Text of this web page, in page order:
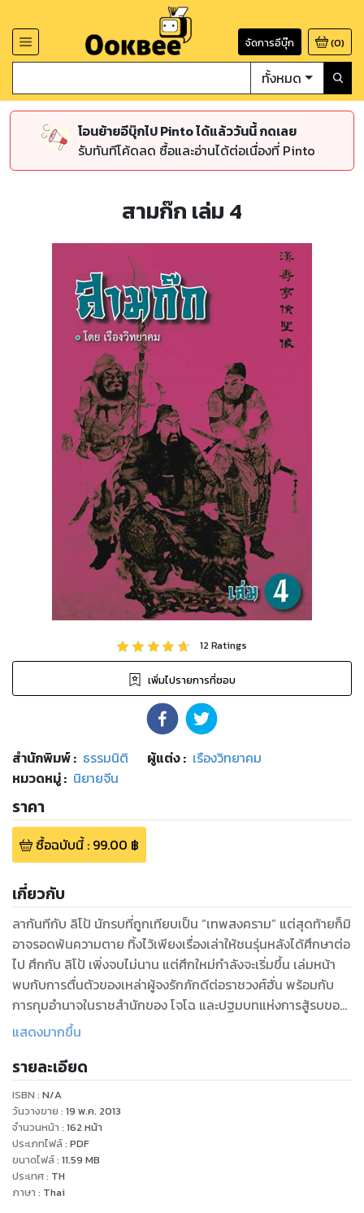
จัดการอีบุ๊ก (0)
ทั้งหมด
โอนย้ายอีบุ๊กไป Pinto ได้แล้ววันนี้ กดเลย
รับทันทีโค้ดลด ซื้อและอ่านได้ต่อเนื่องที่ Pinto
สามก๊ก เล่ม 4
12Ratings
เพิ่มไปรายการที่ชอบ
สำนักพิมพ์: ธรรมนิติ ผู้แต่ง : เรืองวิทยาคม
หมวดหมู่: นิยายจีน
ราคา
ซื้อฉบับนี้: 99.00 ฿
เกี่ยวกับ
ลากันทีกับ ลิโป้ นักรบที่ถูกเทียบเป็น “เทพสงคราม” แต่สุดท้ายก็มิ
อาจรอดพ้นความตาย ทิ้งไว้เพียงเรื่องเล่าให้ชนรุ่นหลังได้ศึกษาต่อ
ไป ศึกกับ ลิโป้ เพิ่งจบไม่นาน แต่ศึกใหม่กำลังจะเริ่มขึ้น เล่มหน้า
พบกับการตื่นตัวของเหล่าผู้จงรักภักดีต่อราชวงศ์ฮั่น พร้อมกับ
การกุมอำนาจในราชสำนักของ โจโฉ และปฐมบทแห่งการสู้รบของ
โจโฉ และ อ้วนเสี้ยว อดีตสองเพื่อนรัก
แสดงมากขึ้น
รายละเอียด
ISBN : N/A
วันวางขาย : 19 พ.ค. 2013
จำนวนหน้า : 162 หน้า
ประเภทไฟล์: PDF
ขนาดไฟล์: 11.59 MB
ประเทศ: TH
ภาษา : Thai